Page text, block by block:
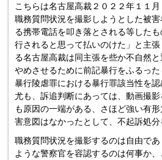
こちらは名古屋高裁２０２２年１１月
職務質問状況を撮影しようとした被
る携帯電話を叩き落とされる等した
行されると思って払いのけた」と主
る名古屋高裁は同主張を些か不自然
やめさせるために前記暴行をふるっ
暴行陵虐罪における暴行罪該当性を認
尤も、訴追判断にあっては、動画撮
も原因の一端がある、さほど強い有
害意図はなかったとして、不起訴処分
職務質問状況を撮影するのは自由で
ような警察官を容認するのは何事か